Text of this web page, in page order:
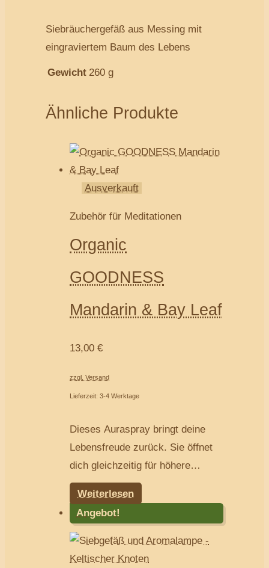
Siebräuchergefäß aus Messing mit
eingraviertem Baum des Lebens
Gewicht 260 g
Ähnliche Produkte
Ausverkauft
Zubehör für Meditationen
Organic
GOODNESS
Mandarin & Bay Leaf
13,00€
zzgl. Versand
Lieferzeit: 3-4 Werktage
Dieses Auraspray bringt deine
Lebensfreude zurück. Sie öffnet
dich gleichzeitig für höhere
Dimensionen und innere Visionen.
Weiterlesen
Angebot!